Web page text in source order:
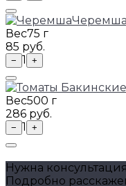
Черемша
Вес75 г
85 руб.
− 1 +
Вес500 г
286 руб.
− 1 +
Нужна
Подробно